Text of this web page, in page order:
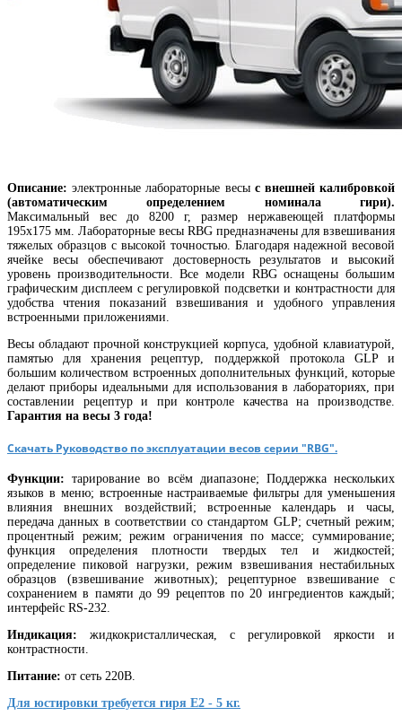
Описание: электронные лабораторные весы с внешней калибровкой
(автоматическим определением номинала гири).
Максимальный вес до 8200 г, размер нержавеющей платформы
195х175 мм. Лабораторные весы RBG предназначены для взвешивания
тяжелых образцов с высокой точностью. Благодаря надежной весовой
ячейке весы обеспечивают достоверность результатов и высокий
уровень производительности. Все модели RBG оснащены большим
графическим дисплеем с регулировкой подсветки и контрастности для
удобства чтения показаний взвешивания и удобного управления
встроенными приложениями.
Весы обладают прочной конструкцией корпуса, удобной клавиатурой,
памятью для хранения рецептур, поддержкой протокола GLP и
большим количеством встроенных дополнительных функций, которые
делают приборы идеальными для использования в лабораториях, при
составлении рецептур и при контроле качества на производстве.
Гарантия на весы 3 года!
Скачать Руководство по эксплуатации весов серии "RBG".
Функции:тарирование во всём диапазоне; Поддержка нескольких
языков в меню; встроенные настраиваемые фильтры для уменьшения
влияния внешних воздействий; встроенные календарь и часы,
передача данных в соответствии со стандартом GLP; счетный режим;
процентный режим; режим ограничения по массе; суммирование;
функция определения плотности твердых тел и жидкостей;
определение пиковой нагрузки, режим взвешивания нестабильных
образцов (взвешивание животных); рецептурное взвешивание с
сохранением в памяти до 99 рецептов по 20 ингредиентов каждый;
интерфейс RS-232.
Индикация: жидкокристаллическая, с регулировкой яркости и
контрастности.
Питание: от сеть 220В.
Для юстировки требуется гиря Е2 - 5 кг.